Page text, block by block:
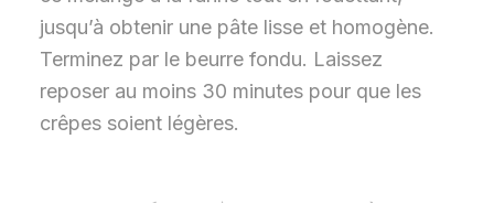
jusqu’à obtenir une pâte lisse et homogène.
Terminez par le beurre fondu. Laissez
reposer au moins 30 minutes pour que les
crêpes soient légères.